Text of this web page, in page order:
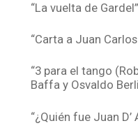
“La vuelta de Gardel”
“Carta a Juan
“3 para el tango
Baffa y Osvaldo
“¿Quién fue Juan D’